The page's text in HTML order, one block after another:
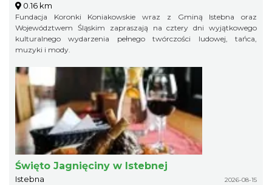
0.16 km
Fundacja Koronki Koniakowskie wraz z Gminą Istebna oraz
Województwem Śląskim zapraszają na cztery dni wyjątkowego
kulturalnego wydarzenia pełnego twórczości ludowej, tańca,
muzyki i mody.
Święto Jagnięciny w Istebnej
Istebna 2026-08-15